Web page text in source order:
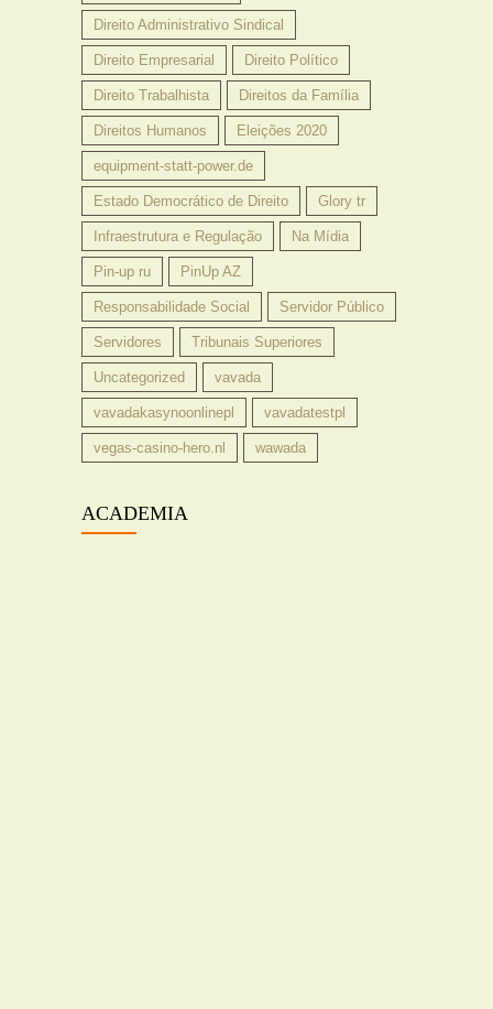
Direito Administrativo Sindical
Direito Empresarial Direito Político
Direito Trabalhista Direitos da Família
Direitos Humanos Eleições 2020
equipment-statt-power.de
Estado Democrático de Direito Glory tr
Infraestrutura e Regulação Na Mídia
Pin-up ru PinUp AZ
Responsabilidade Social Servidor Público
Servidores Tribunais Superiores
Uncategorized vavada
vavadakasynoonlinepl vavadatestpl
vegas-casino-hero.nl wawada
ACADEMIA